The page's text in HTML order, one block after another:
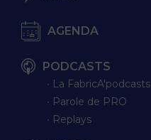
AGENDA
PODCASTS
∙ La FabricA'podcasts
∙ Parole de PRO
∙ Replays